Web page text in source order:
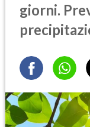
giorni.